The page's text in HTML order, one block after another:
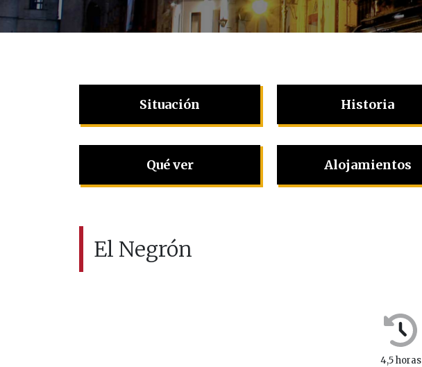
Situación Historia
Qué ver Alojamientos
El Negrón
4,5 horas